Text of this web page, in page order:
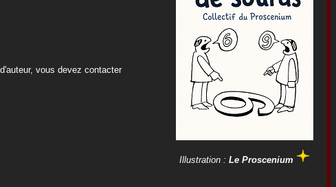
vous devez contacter
Illustration : Le Proscenium